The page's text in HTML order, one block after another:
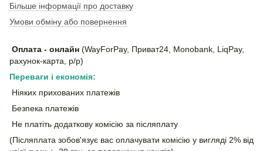
Більше інформації про доставку
Умови обміну або повернення
Оплата - онлайн (WayForPay, Приват24, Monobank, LiqPay,
рахунок-карта, р/р)
Переваги і економія:
Ніяких прихованих платежів
Безпека платежів
Не платіть додаткову комісію за післяплату
(Післяплата зобов'язує вас оплачувати комісію у вигляді 2% від